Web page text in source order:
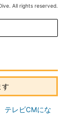
All rights reserved.
す
テレビCMにな